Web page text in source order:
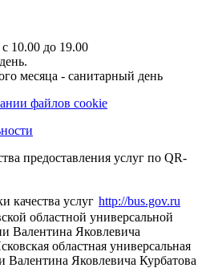
10.00 до 19.00
месяца - санитарный день
файлов cookie
предоставления услуг по QR-
http://bus.gov.ru
областной универсальной
Валентина Яковлевича
областная универсальная
Валентина Яковлевича Курбатова